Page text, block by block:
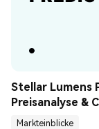
Stellar Lumens
Preisanalyse &
Markteinblicke